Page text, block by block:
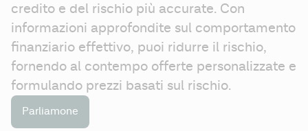
credito e del rischio più accurate. Con
informazioni approfondite sul comportamento
finanziario effettivo, puoi ridurre il rischio,
fornendo al contempo offerte personalizzate e
formulando prezzi basati sul rischio.
Parliamone